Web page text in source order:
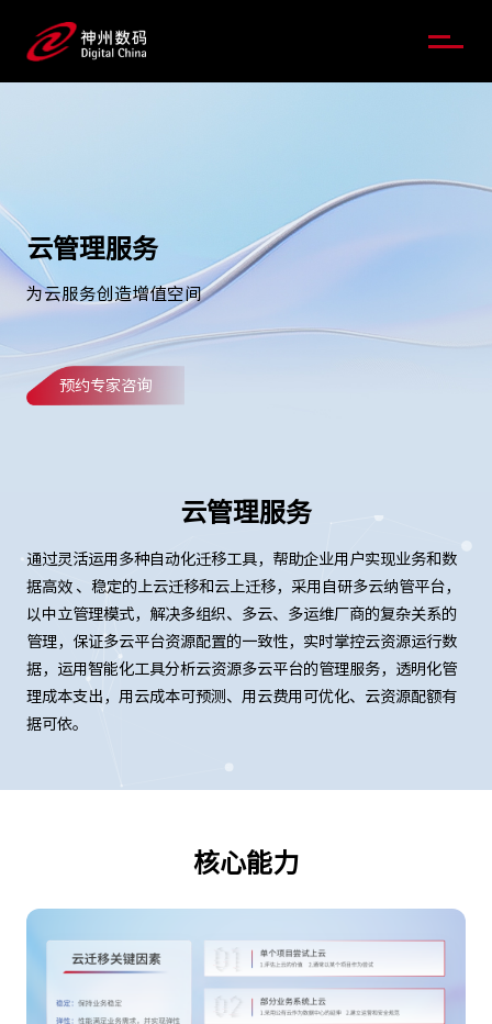
云管理服务
为云服务创造增值空间
预约专家咨询
云管理服务
通过灵活运用多种自动化迁移工具，帮助企业用户实现业务和数
据高效 、稳定的上云迁移和云上迁移，采用自研多云纳管平台，
以中立管理模式，解决多组织、多云、多运维厂商的复杂关系的
管理，保证多云平台资源配置的一致性，实时掌控云资源运行数
据，运用智能化工具分析云资源多云平台的管理服务，透明化管
理成本支出，用云成本可预测、用云费用可优化、云资源配额有
据可依。
核心能力